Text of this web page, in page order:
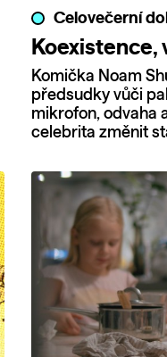
Celovečerní
Koexistence,
Komička Noam
předsudky vůči
mikrofon, odvaha
celebrita změnit